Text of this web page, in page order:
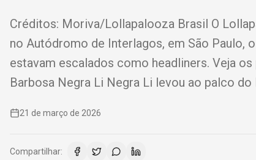
Créditos: Moriva/Lollapalooza Brasil O
no Autódromo de Interlagos, em São Paulo,
estavam escalados como headliners. Veja
Barbosa Negra Li Negra Li levou ao palco
21 de março de 2026
Compartilhar: